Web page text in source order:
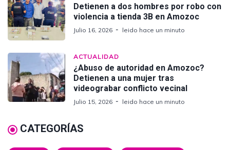
Detienen a dos hombres por robo con
violencia a tienda 3B en Amozoc
Julio 16, 2026 leido hace un minuto
ACTUALIDAD
¿Abuso de autoridad en Amozoc?
Detienen a una mujer tras
videograbar conflicto vecinal
Julio 15, 2026 leido hace un minuto
CATEGORÍAS